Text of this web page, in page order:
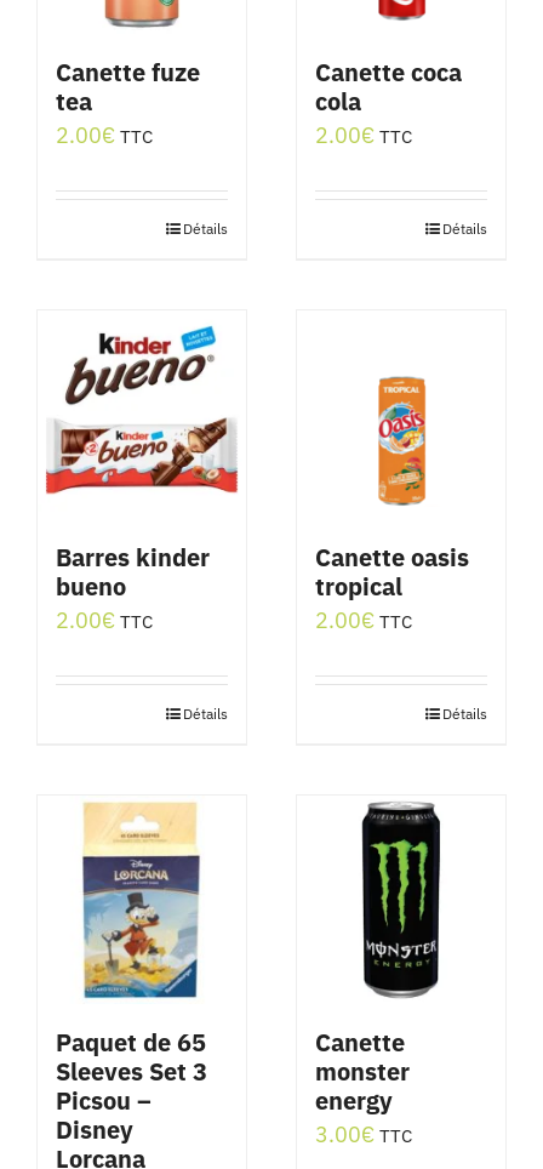
Canette fuze
tea
2.00€ TTC
Détails
Canette coca
cola
2.00€ TTC
Détails
Barres kinder
bueno
2.00€ TTC
Détails
Canette oasis
tropical
2.00€ TTC
Détails
Paquet de 65
Sleeves Set 3
Picsou –
Disney
Lorcana
Canette
monster
energy
3.00€ TTC